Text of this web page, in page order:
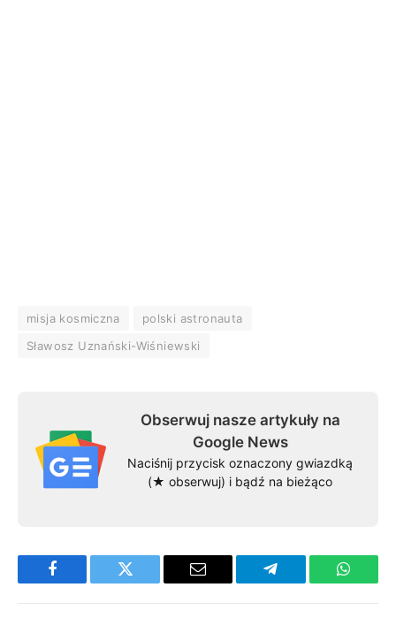
misja kosmiczna
polski astronauta
Sławosz Uznański-Wiśniewski
Obserwuj nasze artykuły na
Google News
Naciśnij przycisk oznaczony gwiazdką
(★ obserwuj) i bądź na bieżąco
Facebook Twitter Email Telegram